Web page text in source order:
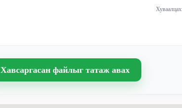
Хавсаргасан файлыг татаж авах